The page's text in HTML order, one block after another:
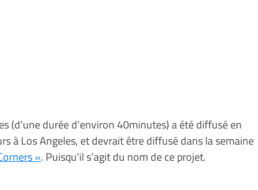
(d’une durée d’environ 40minutes) a été diffusé en
à Los Angeles, et devrait être diffusé dans la semaine
». Puisqu’il s’agit du nom de ce projet.